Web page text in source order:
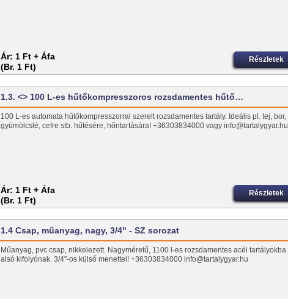
Ár: 1 Ft + Áfa
(Br. 1 Ft)
Részletek
1.3. <> 100 L-es hűtőkompresszoros rozsdamentes hűtő…
100 L-es automata hűtőkompresszorral szerelt rozsdamentes tartály. Ideális pl. tej, bor,
gyümölcslé, cefre stb. hűtésére, hőntartására! +36303834000 vagy info@tartalygyar.hu
Ár: 1 Ft + Áfa
(Br. 1 Ft)
Részletek
1.4 Csap, műanyag, nagy, 3/4" - SZ sorozat
Műanyag, pvc csap, nikkelezett. Nagyméretű, 1100 l-es rozsdamentes acél tartályokba
alsó kifolyónak. 3/4"-os külső menettel! +36303834000 info@tartalygyar.hu